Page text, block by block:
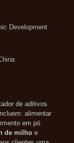
Development
de aditivos
alimentar
em pó
de milho e